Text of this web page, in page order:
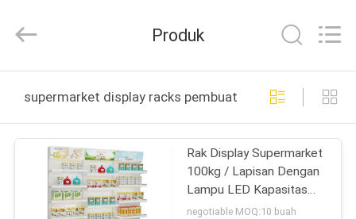
PRODUK
VIDEO
Shelves
Co.,Ltd.
Reserved.
Produk
supermarket display racks pembuatan online
Rak Display Supermarket
100kg / Lapisan Dengan
Lampu LED Kapasitas
65Kg
negotiable MOQ:10 buah